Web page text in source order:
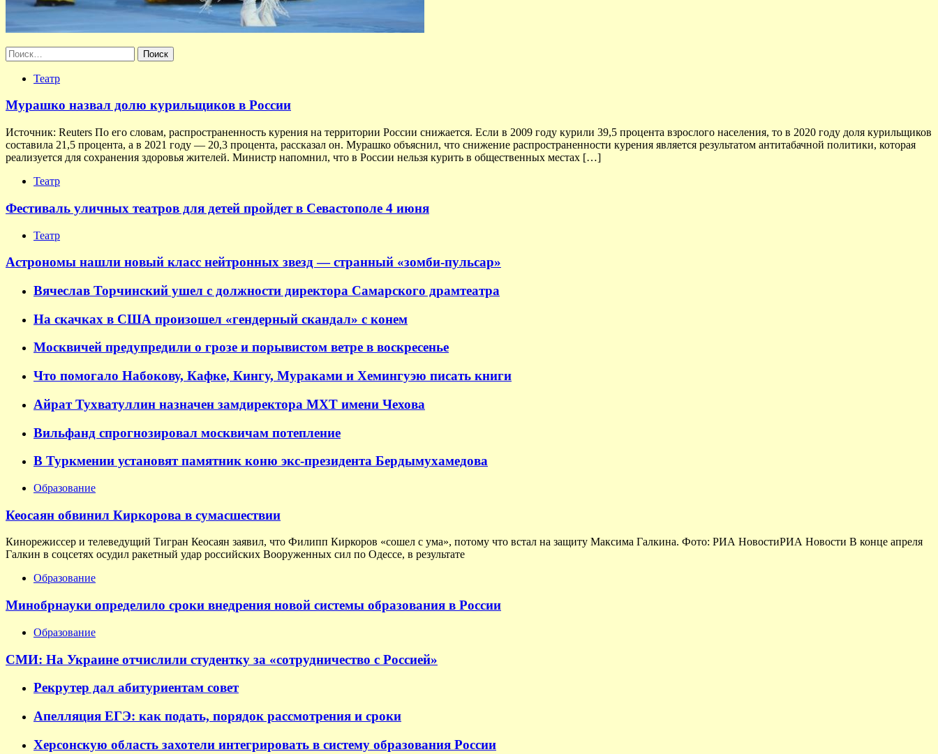
Найти:
Театр
Мурашко назвал долю курильщиков в России
Источник: Reuters По его словам, распространенность курения на территории России снижается. Если в 2009 году курили 39,5 процента взрослого населения, то в 2020 году доля курильщиков
составила 21,5 процента, а в 2021 году — 20,3 процента, рассказал он. Мурашко объяснил, что снижение распространенности курения является результатом антитабачной политики, которая
реализуется для сохранения здоровья жителей. Министр напомнил, что в России нельзя курить в общественных местах […]
Театр
Фестиваль уличных театров для детей пройдет в Севастополе 4 июня
Театр
Астрономы нашли новый класс нейтронных звезд — странный «зомби-пульсар»
Вячеслав Торчинский ушел с должности директора Самарского драмтеатра
На скачках в США произошел «гендерный скандал» с конем
Москвичей предупредили о грозе и порывистом ветре в воскресенье
Что помогало Набокову, Кафке, Кингу, Мураками и Хемингуэю писать книги
Айрат Тухватуллин назначен замдиректора МХТ имени Чехова
Вильфанд спрогнозировал москвичам потепление
В Туркмении установят памятник коню экс-президента Бердымухамедова
Образование
Кеосаян обвинил Киркорова в сумасшествии
Кинорежиссер и телеведущий Тигран Кеосаян заявил, что Филипп Киркоров «сошел с ума», потому что встал на защиту Максима Галкина. Фото: РИА НовостиРИА Новости В конце апреля
Галкин в соцсетях осудил ракетный удар российских Вооруженных сил по Одессе, в результате
Образование
Минобрнауки определило сроки внедрения новой системы образования в России
Образование
СМИ: На Украине отчислили студентку за «сотрудничество с Россией»
Рекрутер дал абитуриентам совет
Апелляция ЕГЭ: как подать, порядок рассмотрения и сроки
Херсонскую область захотели интегрировать в систему образования России